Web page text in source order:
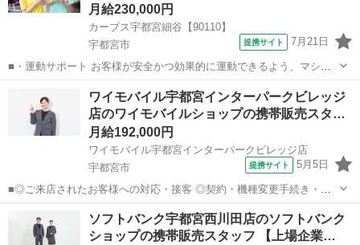
月給230,000円
カーブス宇都宮細谷【90110】
宇都宮市
提携サイト 7月21日
■・運動サポート お客様が安全かつ効果的に運動できるよう、マシン
の使い方をアドバイスします。運動が初めての方や苦手な方がほとん
どなので、難しい指導はありません。「今日はこの動きを意識しまし
ょう！」といったお声がけをしながら、...
その他
ワイモバイル宇都宮インターパークビレッジ
店のワイモバイルショップの携帯販売スタ…
月給192,000円
ワイモバイル宇都宮インターパークビレッジ店
宇都宮市
提携サイト 5月5日
■◎ご来店されたお客様への対応・接客 ◎契約・機種変更手続き・修
理受付 ◎販売状況や運営状況などのデータ管理・報告作業 ◎お電話で
のお客様対応 ◎スマホ教室の運営 ◎販売促進イベントの企画・運営
◎店舗清掃 など ？働き方...
その他
ソフトバンク宇都宮西川田店のソフトバンク
ショップの携帯販売スタッフ 【上場企業…